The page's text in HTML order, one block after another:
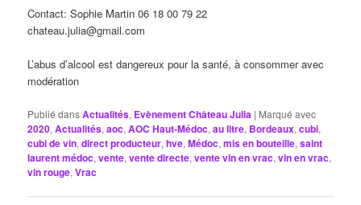
Contact: Sophie Martin 06 18 00 79 22
chateau.julia@gmail.com
L’abus d’alcool est dangereux pour la santé, à consommer avec
modération
Publié dansActualités, Evènement Château Julia | Marqué avec
2020,Actualités,aoc,AOC Haut-Médoc,au litre, Bordeaux,cubi,
cubi de vin,direct producteur,hve,Médoc,mis en bouteille,saint
laurent médoc,vente,vente directe,vente vin en vrac,vin en vrac,
vin rouge,Vrac